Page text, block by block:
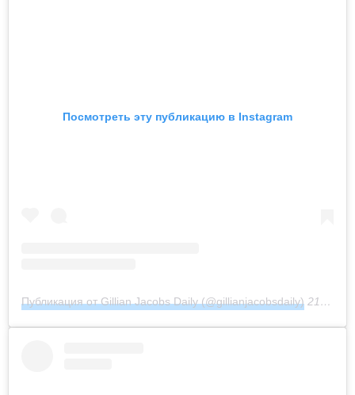
Посмотреть эту публикацию в Instagram
Публикация от Gillian Jacobs Daily (@gillianjacobsdaily) 21 Фев 2019 в 5:01 PST